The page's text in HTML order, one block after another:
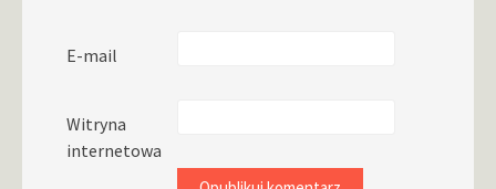
E-mail
Witryna
internetowa